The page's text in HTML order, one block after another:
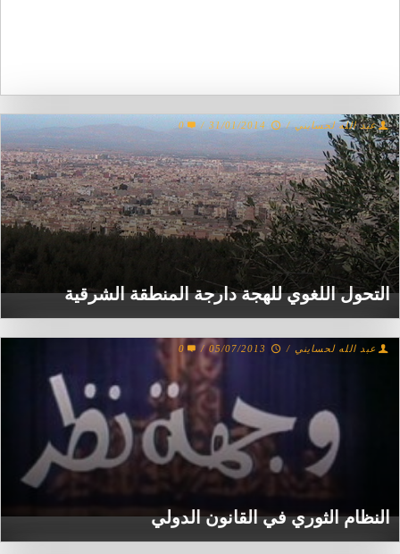
التحول اللغوي للهجة دارجة المنطقة الشرقية
عبد الله لحسايني /
31/01/2014
/
0
النظام الثوري في القانون الدولي
عبد الله لحسايني /
05/07/2013
/
0